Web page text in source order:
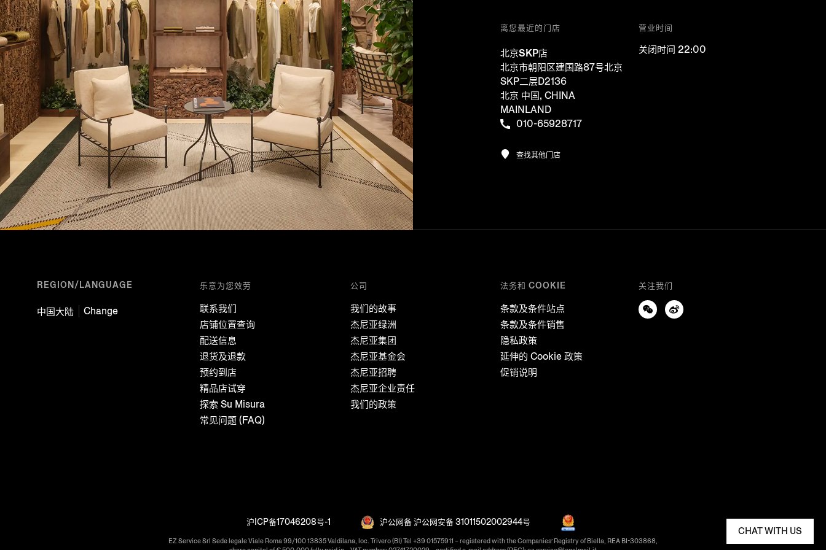
离您最近的门店
北京SKP店
北京市朝阳区建国路87号北京
SKP二层D2136
北京 中国, CHINA
MAINLAND
010-65928717
营业时间
关闭时间 22:00
查找其他门店
REGION/LANGUAGE
中国大陆 Change
乐意为您效劳
联系我们
店铺位置查询
配送信息
退货及退款
预约到店
精品店试穿
探索 Su Misura
常见问题 (FAQ)
公司
我们的故事
杰尼亚绿洲
杰尼亚集团
杰尼亚基金会
杰尼亚招聘
杰尼亚企业责任
我们的政策
法务和 COOKIE
条款及条件站点
条款及条件销售
隐私政策
延伸的 Cookie 政策
促销说明
关注我们
沪ICP备17046208号-1 沪公网备 沪公网安备 31011502002944号
EZ Service Srl Sede legale Viale Roma 99/100 13835 Valdilana, loc. Trivero (BI) Tel +39 01575911 – registered with the Companies’ Registry of Biella, REA BI-303868,
CHAT WITH US